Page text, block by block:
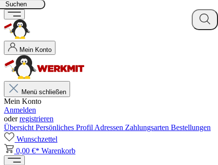
Suchen
Mein Konto
Menü schließen
Mein Konto
Anmelden
oderregistrieren
Übersicht Persönliches Profil Adressen Zahlungsarten Bestellungen
Wunschzettel
0,00 €* Warenkorb